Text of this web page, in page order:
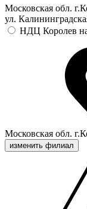
Московская обл.
ул.
НДЦ Королев
Московская обл.
изменить филиал